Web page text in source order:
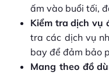
ấm vào buổi tối,
Kiểm tra dịch vụ
tra các dịch vụ
bay để đảm bảo
Mang theo đồ